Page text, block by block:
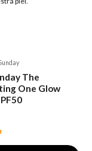
The
One Glow